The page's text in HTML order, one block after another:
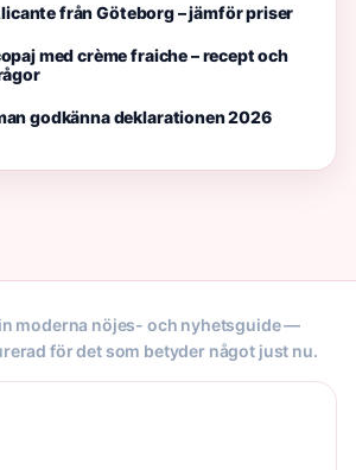
från Göteborg – jämför priser
med crème fraiche – recept och
godkänna deklarationen 2026
moderna nöjes- och nyhetsguide —
för det som betyder något just nu.